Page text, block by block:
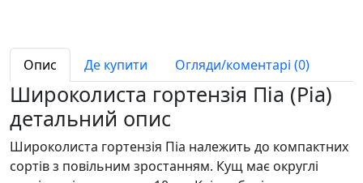
Опис Де купити Огляди/коментарі (0)
Широколиста гортензія Піа (Pia)
детальний опис
Широколиста гортензія Піа належить до компактних
сортів з повільним зростанням. Кущ має округлі